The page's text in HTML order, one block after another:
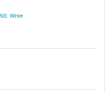
Winter